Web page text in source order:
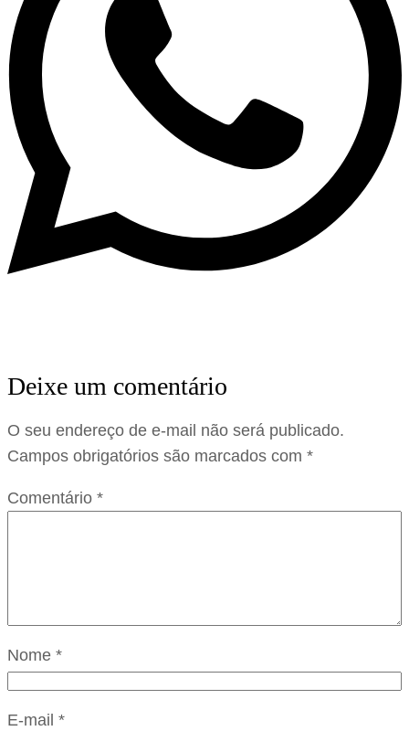
Deixe um comentário
O seu endereço de e-mail não será publicado.
Campos obrigatórios são marcados com *
Comentário *
Nome *
E-mail *